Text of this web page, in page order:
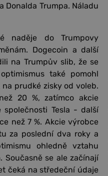
Trumpa. Náladu
naděje do Trumpovy
Dogecoin a další
na Trumpův slib, že se
také pomohl
prudké zisky od voleb.
20 %, zatímco akcie
společnosti Tesla - další
než 7 %. Akcie výrobce
za poslední dva roky a
ohledně vztahu
Současně se ale začínají
čeká na středeční údaje